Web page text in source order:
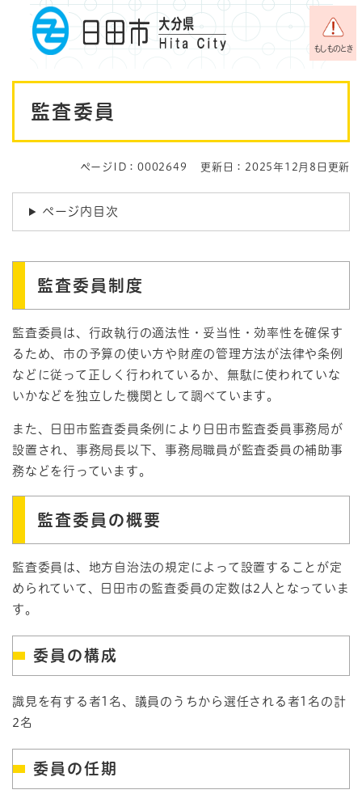
メニューを飛ばして本文へ
もしものとき
監査委員
ページID：0002649 更新日：2025年12月8日更新
ページ内目次
監査委員制度
監査委員は、行政執行の適法性・妥当性・効率性を確保す
るため、市の予算の使い方や財産の管理方法が法律や条例
などに従って正しく行われているか、無駄に使われていな
いかなどを独立した機関として調べています。
また、日田市監査委員条例により日田市監査委員事務局が
設置され、事務局長以下、事務局職員が監査委員の補助事
務などを行っています。
監査委員の概要
監査委員は、地方自治法の規定によって設置することが定
められていて、日田市の監査委員の定数は2人となっていま
す。
委員の構成
識見を有する者1名、議員のうちから選任される者1名の計
2名
委員の任期